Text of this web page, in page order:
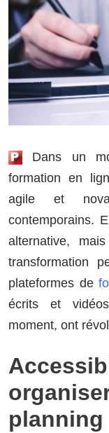
Dans un
formation en
agile et
contemporains.
alternative,
transformation
plateformes de
écrits et
moment, ont
planning